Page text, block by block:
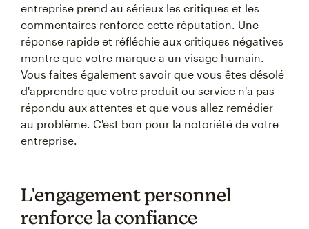
entreprise prend au sérieux les critiques et les
commentaires renforce cette réputation. Une
réponse rapide et réfléchie aux critiques négatives
montre que votre marque a un visage humain.
Vous faites également savoir que vous êtes désolé
d'apprendre que votre produit ou service n'a pas
répondu aux attentes et que vous allez remédier
au problème. C'est bon pour la notoriété de votre
entreprise.
L'engagement personnel
renforce la confiance